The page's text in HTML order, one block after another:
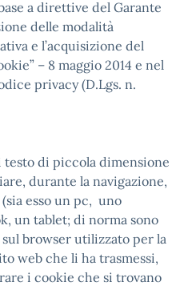
a direttive del Garante
delle modalità
e l’acquisizione del
– 8 maggio 2014 e nel
privacy (D.Lgs. n.
di piccola dimensione
durante la navigazione,
esso un pc, uno
un tablet; di norma sono
browser utilizzato per la
web che li ha trasmessi,
i cookie che si trovano